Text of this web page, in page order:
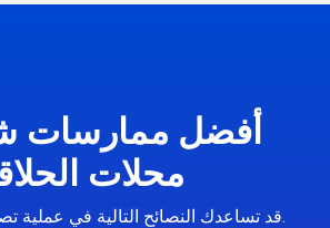
أفضل ممارسات
محلات
قد تساعدك النصائح التالية في عملية تصميم شعار الحلاق.